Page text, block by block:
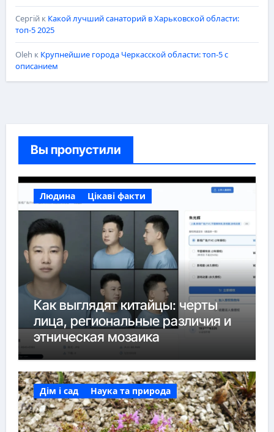
Сергійк Какой лучший санаторий в Харьковской области:
топ-5 2025
Oleh к Крупнейшие города Черкасской области: топ-5 с
описанием
Вы пропустили
Людина Цікаві факти
Как выглядят китайцы: черты
лица, региональные различия и
этническая мозаика
Дім і сад Наука та природа